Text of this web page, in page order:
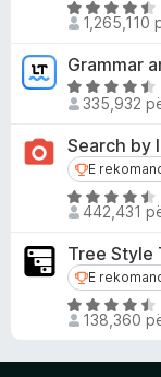
V
l
e
r
ë
u
a
r
m
4
.
5
y
1,265,110
Grammar
V
l
e
r
ë
s
a
r
m
e
.
335,932
Search by
EE
V
l
e
r
ë
s
a
442,431
Tree Style
EE
V
l
138,360